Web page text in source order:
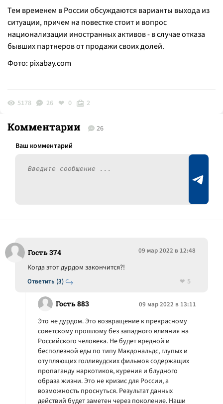
Тем временем в России обсуждаются варианты выхода из
ситуации, причем на повестке стоит и вопрос
национализации иностранных активов - в случае отказа
бывших партнеров от продажи своих долей.
Фото: pixabay.com
5178 26 0 2
Комментарии 26
Гость 374 09 мар 2022 в 12:48
Ответить (3)
Когда этот дурдом закончится?!
5
Гость 883 09 мар 2022 в 13:11
Это не дурдом. Это возвращение к прекрасному
советскому прошлому без западного влияния на
Российского человека. Не будет вредной и
бесполезной еды по типу Макдональдс, глупых и
отупляющих голливудских фильмов содержащих
пропаганду наркотиков, курения и блудного
образа жизни. Это не кризис для России, а
возможность проснуться. Результат данных
действий будет заметен через поколение. Наши